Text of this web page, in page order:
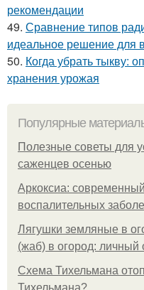
рекомендации
49. Сравнение типов
идеальное решение для
50. Когда убрать тыкву:
хранения урожая
Популярные
Полезные советы для
саженцев осенью
Аркоксиа:
воспалительных
Лягушки земляные в
(жаб) в огород: личный
Схема Тихельмана
Тихельмана?